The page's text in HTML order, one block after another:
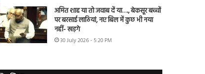
अमित शाह या तो जवाब दें या…., बेकसूर बच्चों
पर बरसाई लाठियां, नए बिल में कुछ भी नया
नहीं- खड़गे
30 July 2026 - 5:20 PM